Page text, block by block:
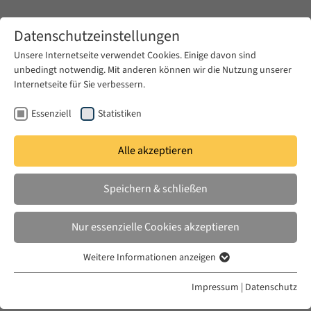
Zum Hauptinhalt springen
Wintersemester 2014/15
26 Nov - Zeina Halabi
Wednesday, 26 November 2014, 5.00 pm - 6.30 pm |
Forum Transregionale Studien, Wallotstr. 14, 14193
Datenschutzeinstellungen
Unsere Internetseite verwendet Cookies. Einige davon sind
unbedingt notwendig. Mit anderen können wir die Nutzung unserer
Internetseite für Sie verbessern.
Essenziell Statistiken
Alle akzeptieren
Speichern & schließen
Nur essenzielle Cookies akzeptieren
Essenzielle Cookies werden für grundlegende Funktionen der
Weitere Informationen anzeigen
Impressum | Datenschutz